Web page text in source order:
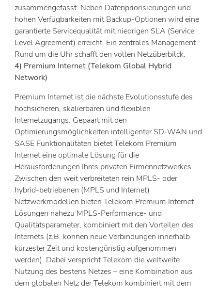
zusammengefasst. Neben Datenpriorisierungen und
hohen Verfügbarkeiten mit Backup-Optionen wird eine
garantierte Servicequalität mit niedrigen SLA (Service
Level Agreement) erreicht. Ein zentrales Management
Rund um die Uhr schafft den vollen Netzüberbilck.
4) Premium Internet (Telekom Global Hybrid
Network)
Premium Internet ist die nächste Evolutionsstufe des
hochsicheren, skalierbaren und flexiblen
Internetzugangs. Gepaart mit den
Optimierungsmöglichkeiten intelligenter SD-WAN und
SASE Funktionalitäten bietet Telekom Premium
Internet eine optimale Lösung für die
Herausforderungen Ihres privaten Firmennetzwerkes.
Zwischen den weit verbreiteten rein MPLS- oder
hybrid-betriebenen (MPLS und Internet)
Netzwerkmodellen bieten Telekom Premium Internet
Lösungen nahezu MPLS-Performance- und
Qualitätsparameter, kombiniert mit den Vorteilen des
Internets (z.B. können neue Verbindungen innerhalb
kürzester Zeit und kostengünstig aufgenommen
werden). Dabei verspricht Telekom die weltweite
Nutzung des bestens Netzes – eine Kombination aus
dem globalen Netz der Telekom kombiniert mit dem